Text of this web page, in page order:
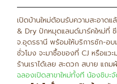
เปิดบ้านใหม่ต้อนรับความสะอาด
& Dry ปักหมุดแลนด์มาร์คใหม่ที่
จ.อุดรธานี พร้อมให้บริการซัก-อ
ชั่วโมง จะมาซื้อของที่ CJ หรือแวะ
ร้านเราได้เลย สะดวก สบาย แถ
ฉลองเปิดสาขาใหม่ทั้งที น้องชิบะ